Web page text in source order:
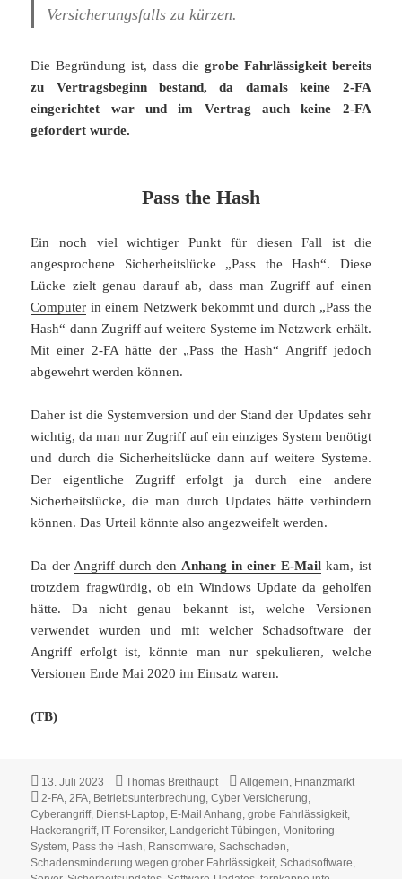
Versicherungsfalls zu kürzen.
Die Begründung ist, dass die grobe Fahrlässigkeit bereits
zu Vertragsbeginn bestand, da damals keine 2-FA
eingerichtet war und im Vertrag auch keine 2-FA
gefordert wurde.
Pass the Hash
Ein noch viel wichtiger Punkt für diesen Fall ist die
angesprochene Sicherheitslücke „Pass the Hash“. Diese
Lücke zielt genau darauf ab, dass man Zugriff auf einen
Computer in einem Netzwerk bekommt und durch „Pass the
Hash“ dann Zugriff auf weitere Systeme im Netzwerk erhält.
Mit einer 2-FA hätte der „Pass the Hash“ Angriff jedoch
abgewehrt werden können.
Daher ist die Systemversion und der Stand der Updates sehr
wichtig, da man nur Zugriff auf ein einziges System benötigt
und durch die Sicherheitslücke dann auf weitere Systeme.
Der eigentliche Zugriff erfolgt ja durch eine andere
Sicherheitslücke, die man durch Updates hätte verhindern
können. Das Urteil könnte also angezweifelt werden.
Da der Angriff durch den Anhang in einer E-Mail kam, ist
trotzdem fragwürdig, ob ein Windows Update da geholfen
hätte. Da nicht genau bekannt ist, welche Versionen
verwendet wurden und mit welcher Schadsoftware der
Angriff erfolgt ist, könnte man nur spekulieren, welche
Versionen Ende Mai 2020 im Einsatz waren.
(TB)
Veröffentlicht
am
13. Juli 2023 Autor
Thomas Breithaupt Kategorien
Allgemein, Finanzmarkt
Schlagwörter
2-FA,2FA, Betriebsunterbrechung,Cyber Versicherung,
Cyberangriff, Dienst-Laptop, E-Mail Anhang,grobe Fahrlässigkeit,
Hackerangriff, IT-Forensiker, Landgericht Tübingen, Monitoring
System, Pass the Hash, Ransomware,Sachschaden,
Schadensminderung wegen grober Fahrlässigkeit,Schadsoftware,